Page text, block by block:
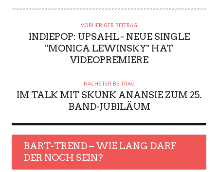
VORHERIGER BEITRAG
INDIEPOP: UPSAHL - NEUE SINGLE
"MONICA LEWINSKY" HAT
VIDEOPREMIERE
NÄCHSTER BEITRAG
IM TALK MIT SKUNK ANANSIE ZUM 25.
BAND-JUBILÄUM
BART-TREND – WIE LANG DARF
DER NOCH SEIN?